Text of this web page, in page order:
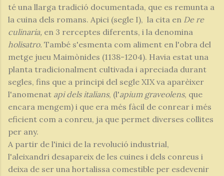
té una llarga tradició documentada, que es remunta a
la cuina dels romans. Apici (segle I), la cita en De re
culinaria, en 3 rerceptes diferents, i la denomina
holisatro. També s'esmenta com aliment en l'obra del
metge jueu Maimònides (1138-1204). Havia estat una
planta tradicionalment cultivada i apreciada durant
segles, fins que a principi del segle XIX va aparèixer
l'anomenat api dels italians, (l'apium graveolens, que
encara mengem) i que era més fàcil de conrear i més
eficient com a conreu, ja que permet diverses collites
per any.
A partir de l'inici de la revolució industrial,
l'aleixandri desapareix de les cuines i dels conreus i
deixa de ser una hortalissa comestible per esdevenir